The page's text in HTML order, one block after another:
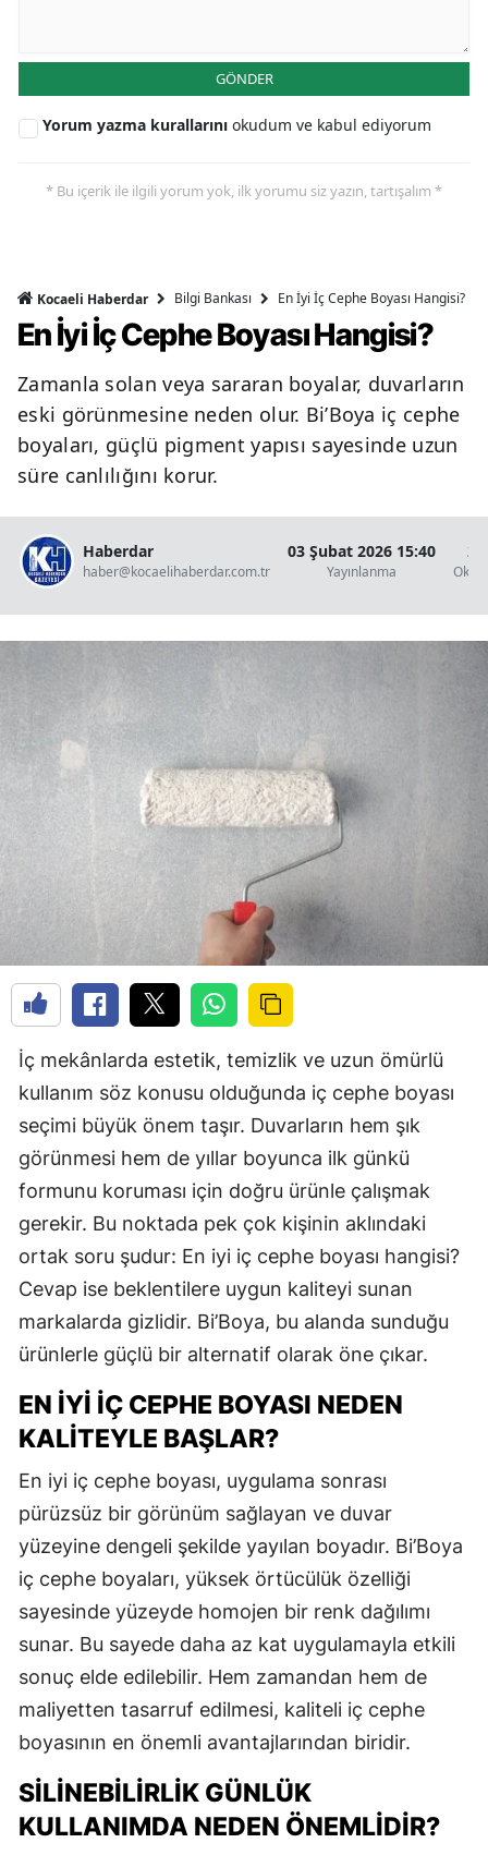
GÖNDER
Yorum yazma kurallarını okudum ve kabul ediyorum
* Bu içerik ile ilgili yorum yok, ilk yorumu siz yazın, tartışalım *
Kocaeli Haberdar Bilgi Bankası En İyi İç Cephe Boyası Hangisi?
En İyi İç Cephe Boyası Hangisi?
Zamanla solan veya sararan boyalar, duvarların
eski görünmesine neden olur. Bi’Boya iç cephe
boyaları, güçlü pigment yapısı sayesinde uzun
süre canlılığını korur.
Haberdar
haber@kocaelihaberdar.com.tr
03 Şubat 2026 15:40
Yayınlanma
2
İç mekânlarda estetik, temizlik ve uzun ömürlü
kullanım söz konusu olduğunda iç cephe boyası
seçimi büyük önem taşır. Duvarların hem şık
görünmesi hem de yıllar boyunca ilk günkü
formunu koruması için doğru ürünle çalışmak
gerekir. Bu noktada pek çok kişinin aklındaki
ortak soru şudur: En iyi iç cephe boyası hangisi?
Cevap ise beklentilere uygun kaliteyi sunan
markalarda gizlidir. Bi’Boya, bu alanda sunduğu
ürünlerle güçlü bir alternatif olarak öne çıkar.
EN İYI İÇ CEPHE BOYASI NEDEN
KALITEYLE BAŞLAR?
En iyi iç cephe boyası, uygulama sonrası
pürüzsüz bir görünüm sağlayan ve duvar
yüzeyine dengeli şekilde yayılan boyadır. Bi’Boya
iç cephe boyaları, yüksek örtücülük özelliği
sayesinde yüzeyde homojen bir renk dağılımı
sunar. Bu sayede daha az kat uygulamayla etkili
sonuç elde edilebilir. Hem zamandan hem de
maliyetten tasarruf edilmesi, kaliteli iç cephe
boyasının en önemli avantajlarından biridir.
SILINEBILIRLIK GÜNLÜK
KULLANIMDA NEDEN ÖNEMLIDIR?